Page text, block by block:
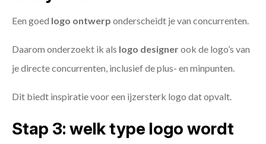
Een goed logo ontwerp onderscheidt je van concurrenten.
Daarom onderzoekt ik als logo designerook de logo’s van
je directe concurrenten, inclusief de plus- en minpunten.
Dit biedt inspiratie voor een ijzersterk logo dat opvalt.
Stap 3: welk type logo wordt